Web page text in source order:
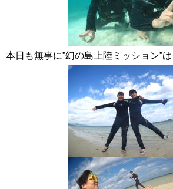
本日も無事に”幻の島上陸ミッション”